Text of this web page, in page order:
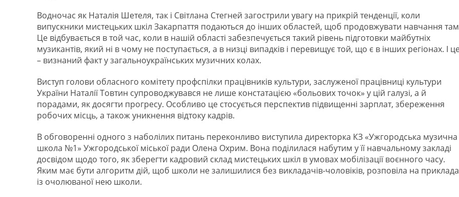
Водночас як Наталія Шетеля, так і Світлана Стегней загострили увагу на прикрій тенденції, коли
випускники мистецьких шкіл Закарпаття подаються до інших областей, щоб продовжувати навчання
Це відбувається в той час, коли в нашій області забезпечується такий рівень підготовки майбутніх
музикантів, який ні в чому не поступається, а в низці випадків і перевищує той, що є в інших регіонах. І
– визнаний факт у загальноукраїнських музичних колах.
Виступ голови обласного комітету профспілки працівників культури, заслуженої працівниці культури
України Наталії Товтин супроводжувався не лише констатацією «больових точок» у цій галузі, а й
порадами, як досягти прогресу. Особливо це стосується перспектив підвищенні зарплат, збереження
робочих місць, а також уникнення відтоку кадрів.
В обговоренні одного з наболілих питань переконливо виступила директорка КЗ «Ужгородська музична
школа №1» Ужгородської міської ради Олена Охрим. Вона поділилася набутим у її навчальному закладі
досвідом щодо того, як зберегти кадровий склад мистецьких шкіл в умовах мобілізації воєнного часу.
Яким має бути алгоритм дій, щоб школи не залишилися без викладачів-чоловіків, розповіла на
із очолюваної нею школи.